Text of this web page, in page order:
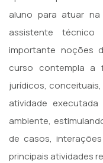
aluno para atuar na
assistente
importante noções
curso contempla a
jurídicos,
atividade
ambiente,
de casos,
principais atividades